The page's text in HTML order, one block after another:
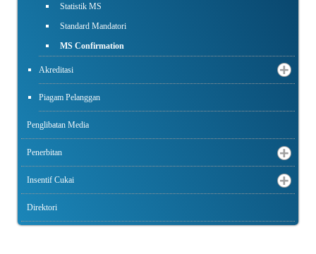
Statistik MS
Standard Mandatori
MS Confirmation
Akreditasi
Piagam Pelanggan
Penglibatan Media
Penerbitan
Insentif Cukai
Direktori